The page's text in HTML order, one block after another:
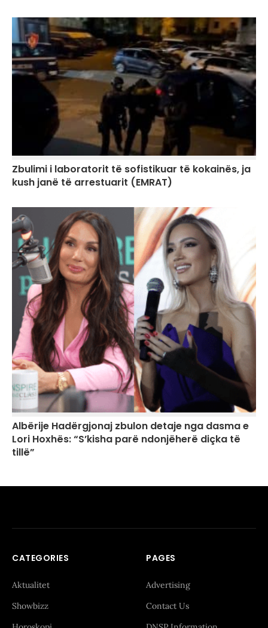
Zbulimi i laboratorit të sofistikuar të kokainës, ja
kush janë të arrestuarit (EMRAT)
Albërije Hadërgjonaj zbulon detaje nga dasma e
Lori Hoxhës: “S’kisha parë ndonjëherë diçka të
tillë”
CATEGORIES
Aktualitet
Showbizz
PAGES
Advertising
Contact Us